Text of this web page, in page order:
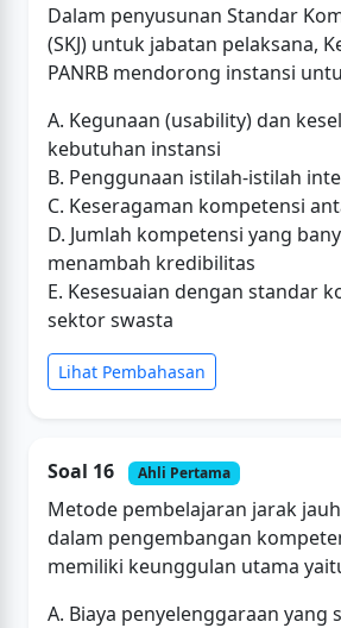
Dalam penyusunan Standar
(SKJ) untuk jabatan pelaksana,
PANRB mendorong instansi
A. Kegunaan (usability) dan
kebutuhan instansi
B. Penggunaan istilah-istilah
C. Keseragaman kompetensi
D. Jumlah kompetensi yang
menambah kredibilitas
E. Kesesuaian dengan standar
sektor swasta
Lihat Pembahasan
Soal 16 Ahli Pertama
Metode pembelajaran jarak
dalam pengembangan
memiliki keunggulan utama
A. Biaya penyelenggaraan yang